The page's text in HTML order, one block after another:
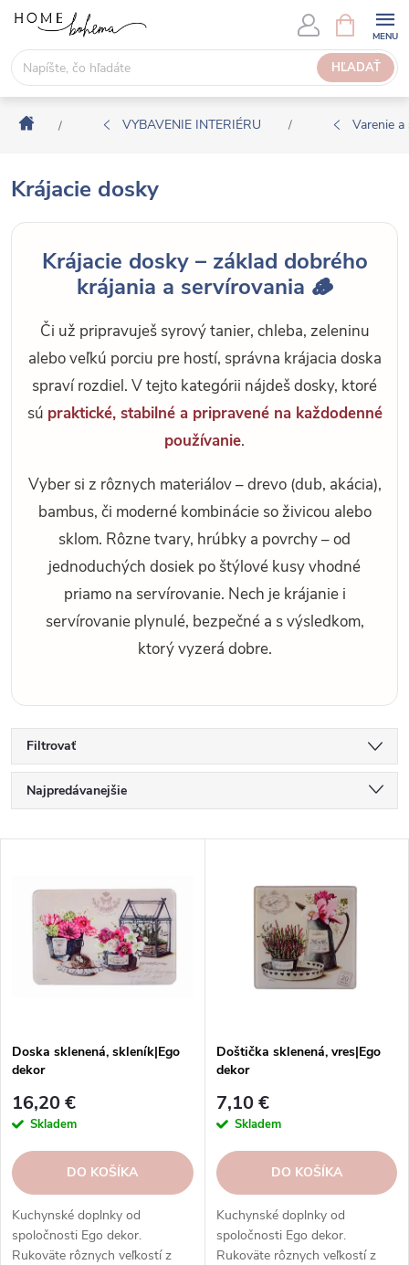
s
HĽADAŤ
Á
K
U
P
N
Í
Domov
/ VYBAVENIE INTERIÉRU / Varenie
Krájacie dosky
Krájacie dosky – základ dobrého
krájania a servírovania 🪵
Či už pripravuješ syrový tanier, chleba, zeleninu
alebo veľkú porciu pre hostí, správna krájacia doska
spraví rozdiel. V tejto kategórii nájdeš dosky, ktoré
sú praktické, stabilné a pripravené na každodenné
používanie.
Vyber si z rôznych materiálov – drevo (dub, akácia),
bambus, či moderné kombinácie so živicou alebo
sklom. Rôzne tvary, hrúbky a povrchy – od
jednoduchých dosiek po štýlové kusy vhodné
priamo na servírovanie. Nech je krájanie i
servírovanie plynulé, bezpečné a s výsledkom,
ktorý vyzerá dobre.
Filtrovať
a
d
u
k
t
o
v
Najpredávanejšie
Abecedne
V
d
u
k
t
v
Doska sklenená, skleník|Ego
dekor
16,20 €
Skladem
DO KOŠÍKA
Kuchynské doplnky od
spoločnosti Ego dekor.
Rukoväte rôznych veľkostí z
Doštička sklenená, vres|Ego
dekor
7,10 €
Skladem
DO KOŠÍKA
Kuchynské doplnky od
spoločnosti Ego dekor.
Rukoväte rôznych veľkostí z